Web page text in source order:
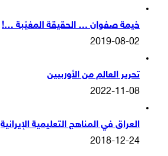
خيمة صفوان … الحقيقة المغيّبة …!
2019-08-02
تحرير العالم من الأوربيين
2022-11-08
العراق في المناهج التعليمية الإيرانية
2018-12-24